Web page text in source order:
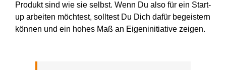
Produkt sind wie sie selbst. Wenn Du also für ein Start-
up arbeiten möchtest, solltest Du Dich dafür begeistern
können und ein hohes Maß an Eigeninitiative zeigen.